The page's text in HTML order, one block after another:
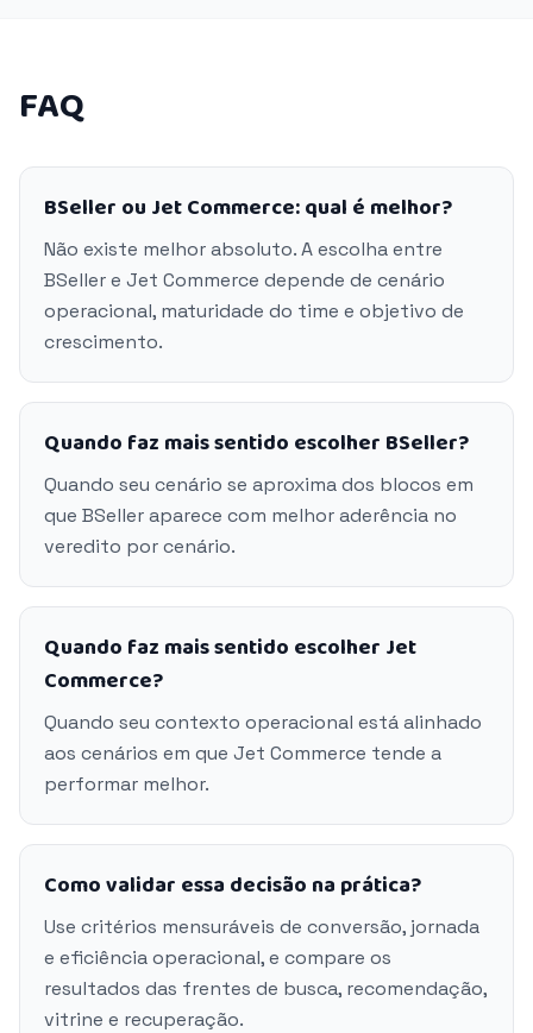
FAQ
BSeller ou Jet Commerce: qual é melhor?
Não existe melhor absoluto. A escolha entre
BSeller e Jet Commerce depende de cenário
operacional, maturidade do time e objetivo de
crescimento.
Quando faz mais sentido escolher BSeller?
Quando seu cenário se aproxima dos blocos em
que BSeller aparece com melhor aderência no
veredito por cenário.
Quando faz mais sentido escolher Jet
Commerce?
Quando seu contexto operacional está alinhado
aos cenários em que Jet Commerce tende a
performar melhor.
Como validar essa decisão na prática?
Use critérios mensuráveis de conversão, jornada
e eficiência operacional, e compare os
resultados das frentes de busca, recomendação,
vitrine e recuperação.